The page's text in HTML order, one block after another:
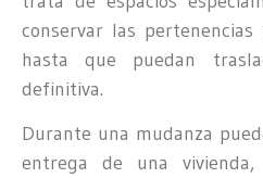
conservar las
hasta que puedan
definitiva.
Durante una mudanza
entrega de una vivienda,